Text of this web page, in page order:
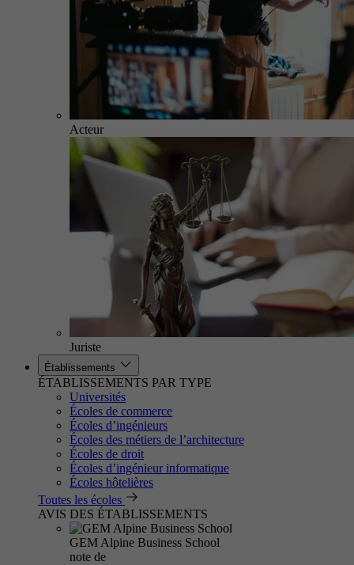
Acteur
Juriste
Établissements
ÉTABLISSEMENTS PAR TYPE
Universités
Écoles de commerce
Écoles d’ingénieurs
Écoles des métiers de l’architecture
Écoles de droit
Écoles d’ingénieur informatique
Écoles hôtelières
Toutes les écoles
AVIS DES ÉTABLISSEMENTS
GEM Alpine Business School
note de